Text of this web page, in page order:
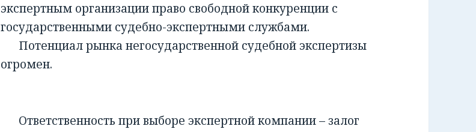
экспертным организации право свободной конкуренции с
государственными судебно-экспертными службами.
Потенциал рынка негосударственной судебной экспертизы
огромен.
Ответственность при выборе экспертной компании – залог